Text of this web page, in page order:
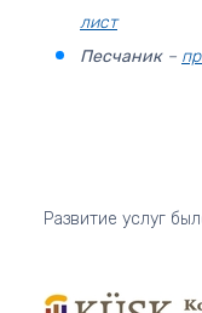
лист
Песчаник–
Развитие услуг